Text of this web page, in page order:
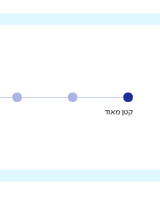
קטן מאוד